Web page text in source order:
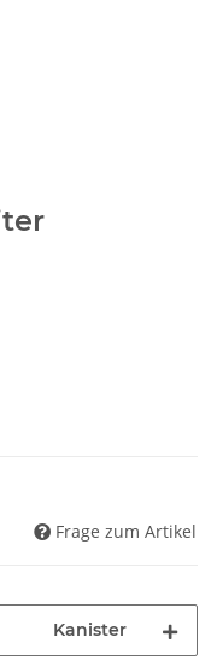
Frage zum Artikel
Kanister